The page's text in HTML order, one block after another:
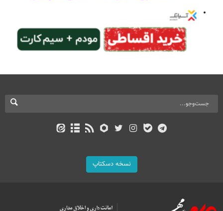
نسخه دسکتاپ